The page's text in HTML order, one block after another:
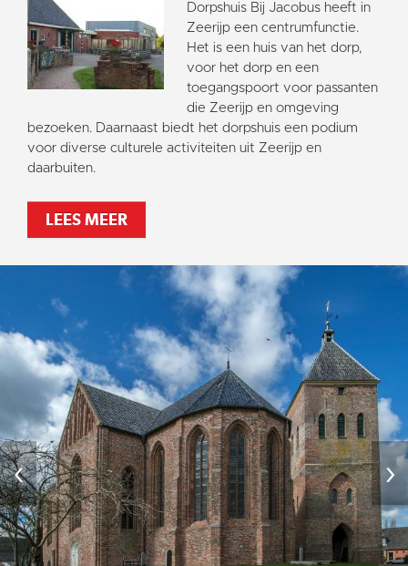
Dorpshuis Bij Jacobus heeft in
Zeerijp een centrumfunctie.
Het is een huis van het dorp,
voor het dorp en een
toegangspoort voor passanten
die Zeerijp en omgeving
bezoeken. Daarnaast biedt het dorpshuis een podium
voor diverse culturele activiteiten uit Zeerijp en
daarbuiten.
LEES MEER
‹ ›